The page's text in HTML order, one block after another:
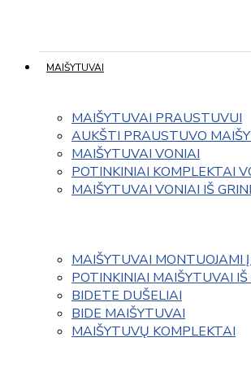
MAIŠYTUVAI
MAIŠYTUVAI PRAUSTUVUI
AUKŠTI PRAUSTUVO
MAIŠYTUVAI VONIAI
POTINKINIAI KOMPLEKTAI
MAIŠYTUVAI VONIAI IŠ
MAIŠYTUVAI MONTUOJAMI
POTINKINIAI MAIŠYTUVAI IŠ
BIDETE DUŠELIAI
BIDE MAIŠYTUVAI
MAIŠYTUVŲ KOMPLEKTAI